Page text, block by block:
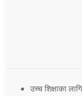
उच्च शिक्षाका